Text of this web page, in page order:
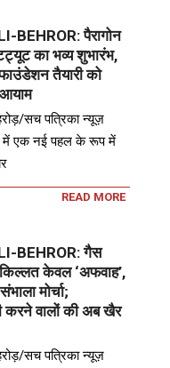
BEHROR: पैरागोन
का भव्य शुभारंभ,
तैयारी को
आयाम
सच पत्रिका न्यूज़
में एक नई पहल के रूप में
READ MORE
BEHROR: गैस
केवल ‘अफवाह’,
मोर्चा;
करने वालों की अब खैर
सच पत्रिका न्यूज़